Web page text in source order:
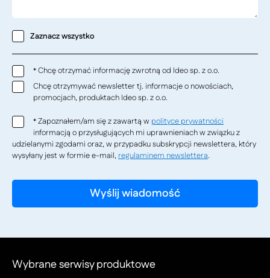
Zaznacz wszystko
*Chcę otrzymać informację zwrotną od Ideo sp. z o.o.
Chcę otrzymywać newsletter tj. informacje o nowościach,
promocjach, produktach Ideo sp. z o.o.
*Zapoznałem/am się z zawartą w polityce prywatności
informacją o przysługujących mi uprawnieniach w związku z
udzielanymi zgodami oraz, w przypadku subskrypcji newslettera, który
wysyłany jest w formie e-mail, regulaminem newslettera.
Wybrane serwisy produktowe